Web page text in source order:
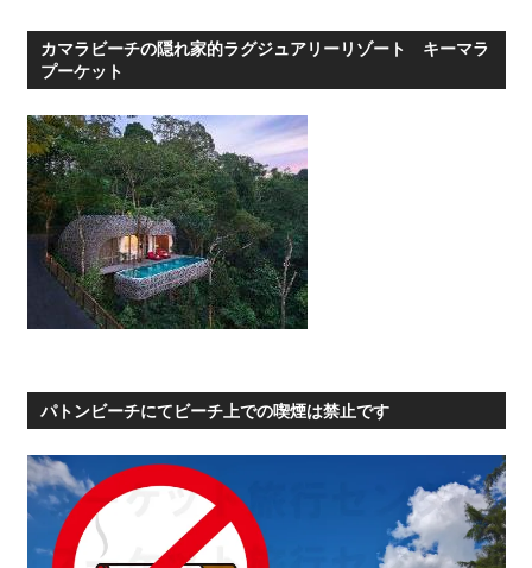
カマラビーチの隠れ家的ラグジュアリーリゾート キーマラ
プーケット
パトンビーチにてビーチ上での喫煙は禁止です